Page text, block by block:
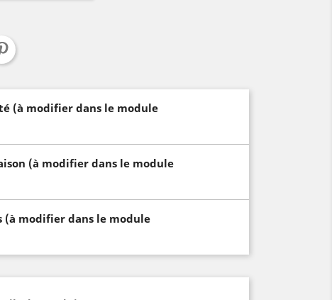
(à modifier dans le module
(à modifier dans le module
modifier dans le module